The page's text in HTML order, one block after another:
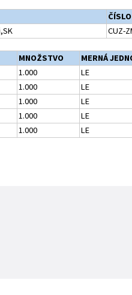
CUZ-
MNOŽSTVO MERNÁ
1.000 LE
1.000 LE
1.000 LE
1.000 LE
1.000 LE